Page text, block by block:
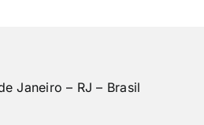
Janeiro – RJ – Brasil